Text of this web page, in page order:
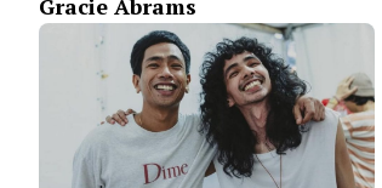
Gracie Abrams